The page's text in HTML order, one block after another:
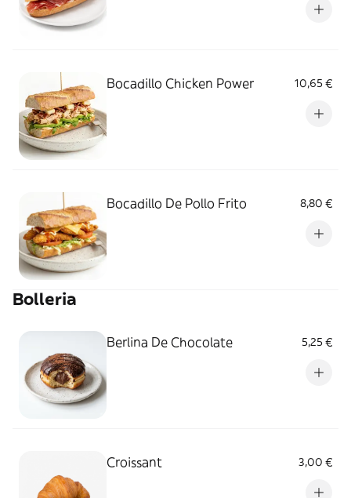
Bocadillo Chicken Power 10,65 €
Bocadillo De Pollo Frito 8,80 €
Bolleria
Berlina De Chocolate 5,25 €
Croissant 3,00 €